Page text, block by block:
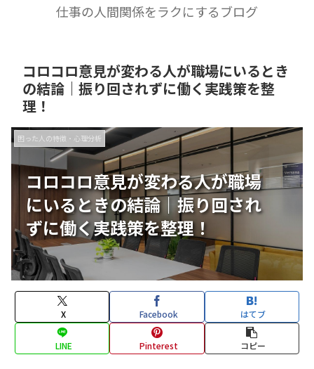
仕事の人間関係をラクにするブログ
コロコロ意見が変わる人が職場にいるとき
の結論｜振り回されずに働く実践策を整
理！
コロコロ意見が変わる人が職場
にいるときの結論｜振り回され
ずに働く実践策を整理！
困った人の特徴・心理分析
X Facebook はてブ
LINE Pinterest コピー